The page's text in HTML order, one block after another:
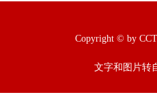
Copyright © by
文字和图片转